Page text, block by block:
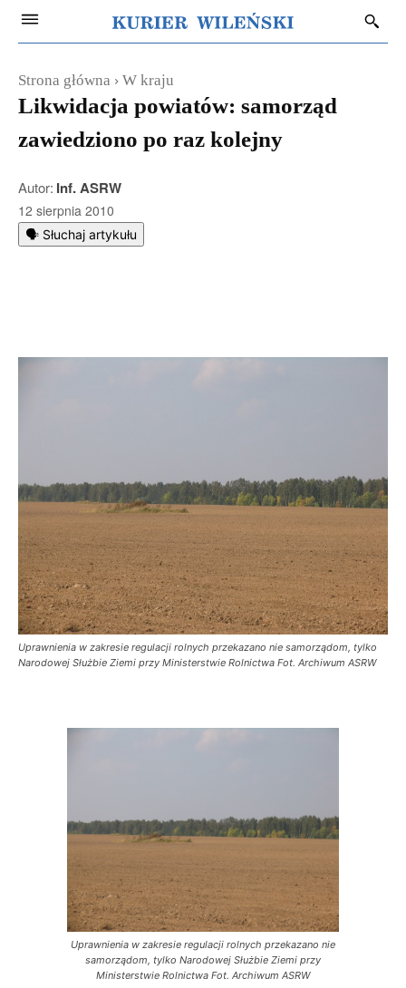
Strona główna W kraju
Likwidacja powiatów: samorząd
zawiedziono po raz kolejny
Autor: Inf. ASRW
12 sierpnia 2010
🗣️ Słuchaj artykułu
Uprawnienia w zakresie regulacji rolnych przekazano nie samorządom, tylko
Narodowej Służbie Ziemi przy Ministerstwie Rolnictwa Fot. Archiwum ASRW
Uprawnienia w zakresie regulacji rolnych przekazano nie
samorządom, tylko Narodowej Służbie Ziemi przy
Ministerstwie Rolnictwa Fot. Archiwum ASRW